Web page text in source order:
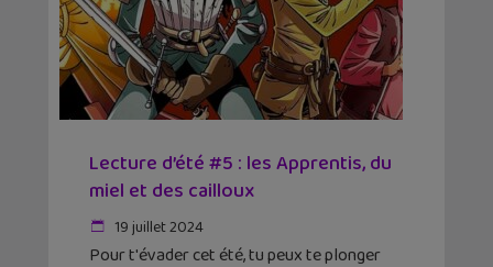
Lecture d’été #5 : les Apprentis, du
miel et des cailloux
19 juillet 2024
Pour t'évader cet été, tu peux te plonger